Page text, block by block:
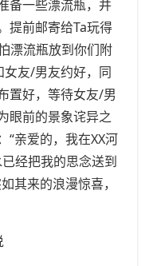
备一些漂流瓶，并
提前邮寄给Ta玩得
漂流瓶放到你们附
友/男友约好，同
置好，等待女友/男
眼前的景象诧异之
“亲爱的，我在XX河
经把我的思念送到
其来的浪漫惊喜，